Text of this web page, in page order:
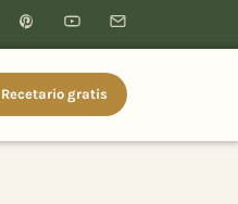
Recetario gratis